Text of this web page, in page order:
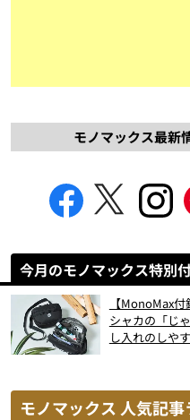
モノマックス最新
今月のモノマックス特別
【MonoMax
シャカの「じ
し入れのしや
モノマックス 人気記